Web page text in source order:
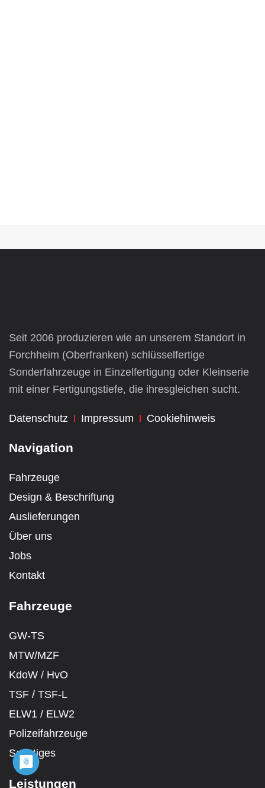
Seit 2006 produzieren wie an unserem Standort in
Forchheim (Oberfranken) schlüsselfertige
Sonderfahrzeuge in Einzelfertigung oder Kleinserie
mit einer Fertigungstiefe, die ihresgleichen sucht.
Datenschutz Impressum Cookiehinweis
Navigation
Fahrzeuge
Design & Beschriftung
Auslieferungen
Über uns
Jobs
Kontakt
Fahrzeuge
GW-TS
MTW/MZF
KdoW / HvO
TSF / TSF-L
ELW1 / ELW2
Polizeifahrzeuge
Sonstiges
Leistungen